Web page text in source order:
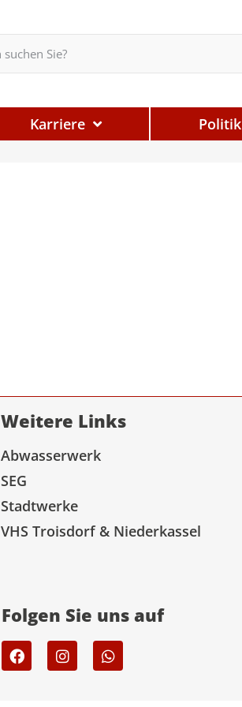
Karriere Politik
Weitere Links
Abwasserwerk
SEG
Stadtwerke
VHS Troisdorf & Niederkassel
Folgen Sie uns auf